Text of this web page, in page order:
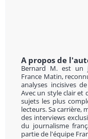
A propos de
Bernard M. est un
France Matin,
analyses incisives
Avec un style clair et
sujets les plus
lecteurs. Sa carrière,
des interviews
du journalisme
partie de l'équipe